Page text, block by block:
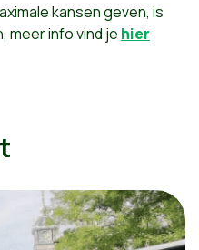
kansen geven, is
meer info vind je hier